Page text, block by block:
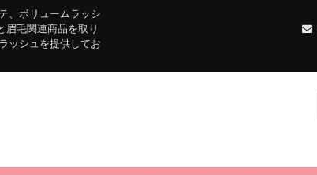
、ボリュームラッシ
眉毛関連商品を取り
ッシュを提供してお